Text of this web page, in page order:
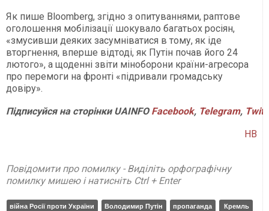
Як пише Bloomberg, згідно з опитуваннями, раптове
оголошення мобілізації шокувало багатьох росіян,
«змусивши деяких засумніватися в тому, як іде
вторгнення, вперше відтоді, як Путін почав його 24
лютого», а щоденні звіти міноборони країни-агресора
про перемоги на фронті «підривали громадську
довіру».
Підписуйся на сторінки UAINFO Facebook, Telegram,
НВ
Повідомити про помилку - Виділіть орфографічну
помилку мишею і натисніть Ctrl + Enter
війна Росії проти України Володимир Путін пропаганда
Кремль